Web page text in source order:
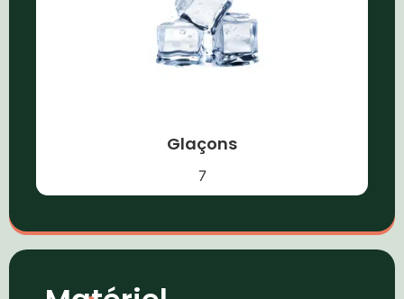
Glaçons
7